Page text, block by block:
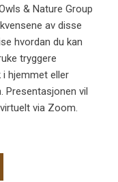
& Nature Group
av disse
hvordan du kan
tryggere
hjemmet eller
Presentasjonen vil
via Zoom.